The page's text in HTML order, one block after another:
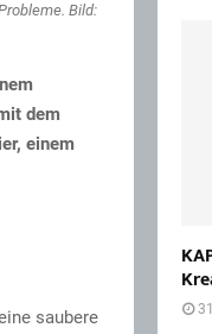
Bild:
dem
einem
saubere